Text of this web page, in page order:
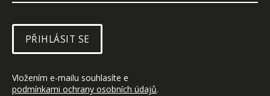
PŘIHLÁSIT SE
Vložením e-mailu souhlasíte e
podmínkami ochrany osobních údajů.